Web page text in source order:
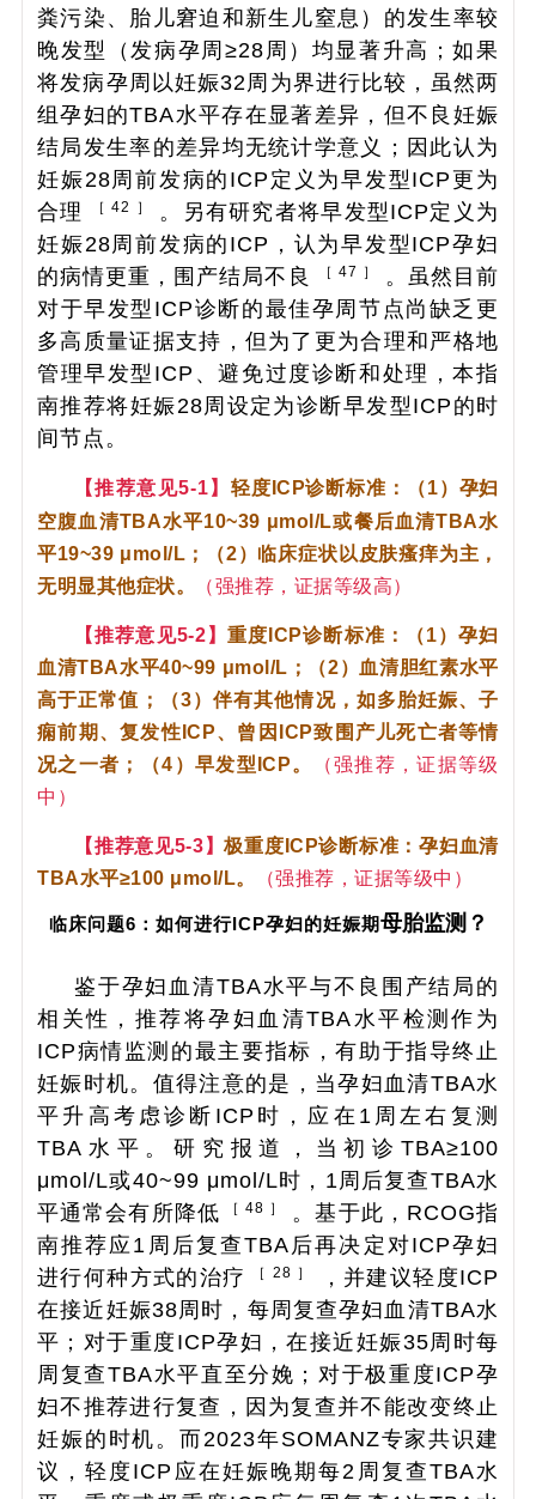
粪污染、胎儿窘迫和新生儿窒息）的发生率较
晚发型（发病孕周≥28周）均显著升高；如果
将发病孕周以妊娠32周为界进行比较，虽然两
组孕妇的TBA水平存在显著差异，但不良妊娠
结局发生率的差异均无统计学意义；因此认为
妊娠28周前发病的ICP定义为早发型ICP更为
合理
［ 42 ］
。另有研究者将早发型ICP定义为
妊娠28周前发病的ICP，认为早发型ICP孕妇
的病情更重，围产结局不良
［ 47 ］
。虽然目前
对于早发型ICP诊断的最佳孕周节点尚缺乏更
多高质量证据支持，但为了更为合理和严格地
管理早发型ICP、避免过度诊断和处理，本指
南推荐将妊娠28周设定为诊断早发型ICP的时
间节点。
【推荐意见5-1】 轻度ICP诊断标准：（1）孕妇
空腹血清TBA水平10~39 μmol/L或餐后血清TBA水
平19~39 μmol/L；（2）临床症状以皮肤瘙痒为主，
无明显其他症状。
（强推荐，证据等级高）
【推荐意见5-2】 重度ICP诊断标准：（1）孕妇
血清TBA水平40~99 μmol/L；（2）血清胆红素水平
高于正常值；（3）伴有其他情况，如多胎妊娠、子
痫前期、复发性ICP、曾因ICP致围产儿死亡者等情
况之一者；（4）早发型ICP。
（强推荐，证据等级
中）
【推荐意见5-3】极重度ICP诊断标准：孕妇血清
TBA水平≥100 μmol/L。
（强推荐，证据等级中）
临床问题6：如何进行ICP孕妇的妊娠期母胎监测？
鉴于孕妇血清TBA水平与不良围产结局的
相关性，推荐将孕妇血清TBA水平检测作为
ICP病情监测的最主要指标，有助于指导终止
妊娠时机。值得注意的是，当孕妇血清TBA水
平升高考虑诊断ICP时，应在1周左右复测
TBA水平。研究报道，当初诊TBA≥100
μmol/L或40~99 μmol/L时，1周后复查TBA水
平通常会有所降低 ［ 48 ］
。基于此，RCOG指
南推荐应1周后复查TBA后再决定对ICP孕妇
进行何种方式的治疗
［ 28 ］
，并建议轻度ICP
在接近妊娠38周时，每周复查孕妇血清TBA水
平；对于重度ICP孕妇，在接近妊娠35周时每
周复查TBA水平直至分娩；对于极重度ICP孕
妇不推荐进行复查，因为复查并不能改变终止
妊娠的时机。而2023年SOMANZ专家共识建
议，轻度ICP应在妊娠晚期每2周复查TBA水